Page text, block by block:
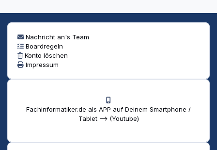
Nachricht an's Team
Boardregeln
Konto löschen
Impressum
Fachinformatiker.de als APP auf Deinem Smartphone /
Tablet --> (Youtube)